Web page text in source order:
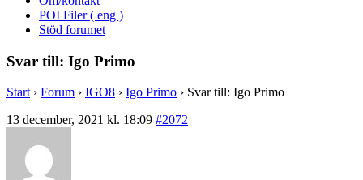
POI Filer ( eng )
Stöd forumet
Svar till: Igo Primo
Start › Forum › IGO8 › Igo Primo › Svar till: Igo Primo
13 december, 2021 kl. 18:09 #2072